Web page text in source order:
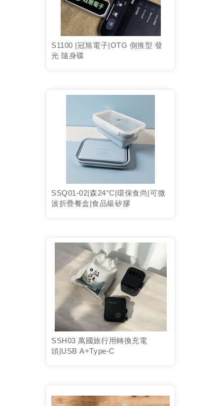
S1100 |冠旭電子|OTG 側推型 發
光 隨身碟
SSQ01-02|森24°C|環保食尚|可微
波折疊餐盒|食品級矽膠
SSH03 萬國旅行用轉換充電
頭|USB A+Type-C